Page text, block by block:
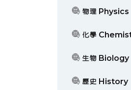
物理 Physics
化學
生物 Biology
歷史 History